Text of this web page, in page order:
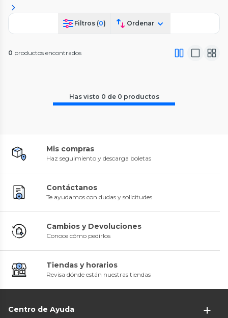
Filtros (0) Ordenar
0 productos encontrados
Has visto 0 de 0 productos
Mis compras
Haz seguimiento y descarga boletas
Contáctanos
Te ayudamos con dudas y solicitudes
Cambios y Devoluciones
Conoce cómo pedirlos
Tiendas y horarios
Revisa dónde están nuestras tiendas
Centro de Ayuda